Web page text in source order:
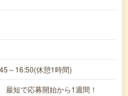
～16:50(休憩1時間)
短で応募開始から1週間！